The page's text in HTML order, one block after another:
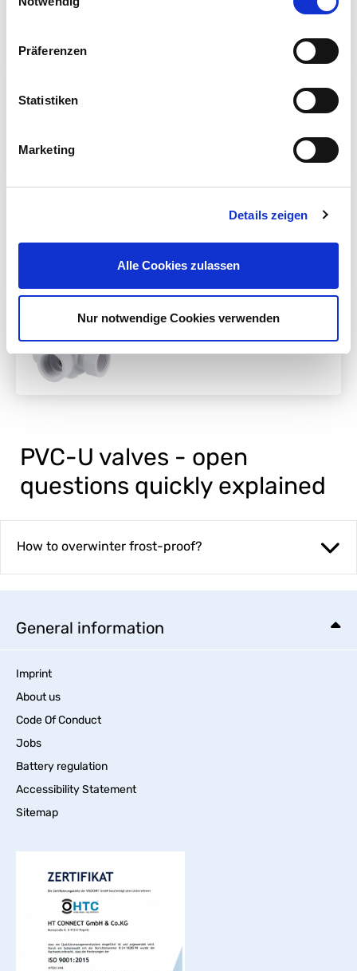
Präferenzen
Statistiken
Marketing
Details zeigen
Alle Cookies zulassen
Nur notwendige Cookies verwenden
PVC-U valves - open
questions quickly explained
How to overwinter frost-proof?
General information
Imprint
About us
Code Of Conduct
Jobs
Battery regulation
Accessibility Statement
Sitemap